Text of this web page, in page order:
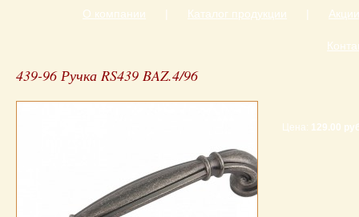
О компании Каталог продукции
439-96 Ручка RS439 BAZ.4/96
Цена: 129.00